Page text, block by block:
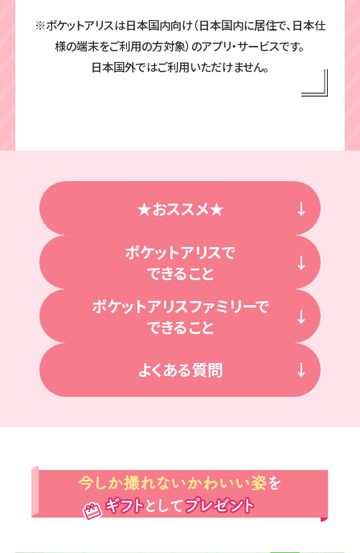
※ポケットアリスは日本国内向け（日本国内に居住で、日本仕
様の端末をご利用の方対象）のアプリ・サービスです。
日本国外ではご利用いただけません。
★おススメ★
ポケットアリスで
できること
ポケットアリスファミリーで
できること
よくある質問